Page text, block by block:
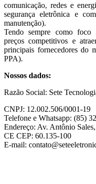
comunicação, redes e
segurança eletrônica e
manutenção).
Tendo sempre como foco
preços competitivos e
principais fornecedores do
PPA).
Nossos dados:
Razão Social: Sete
CNPJ: 12.002.506/0001-19
Telefone e Whatsapp: (85)
Endereço: Av. Antônio
CE CEP: 60.135-100
E-mail: